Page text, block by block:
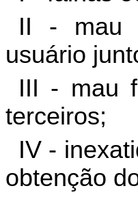
II - mau
usuário
III - mau
terceiros;
IV -
obtenção